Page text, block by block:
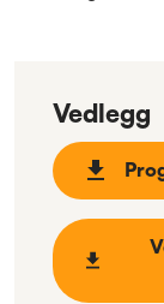
Vedlegg